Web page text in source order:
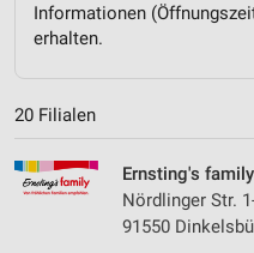
Informationen
erhalten.
20 Filialen
Ernsting's
Nördlinger Str.
91550